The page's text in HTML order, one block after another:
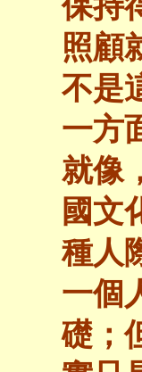
照顧
不是
一方
就像
國文
種人
一個
礎；